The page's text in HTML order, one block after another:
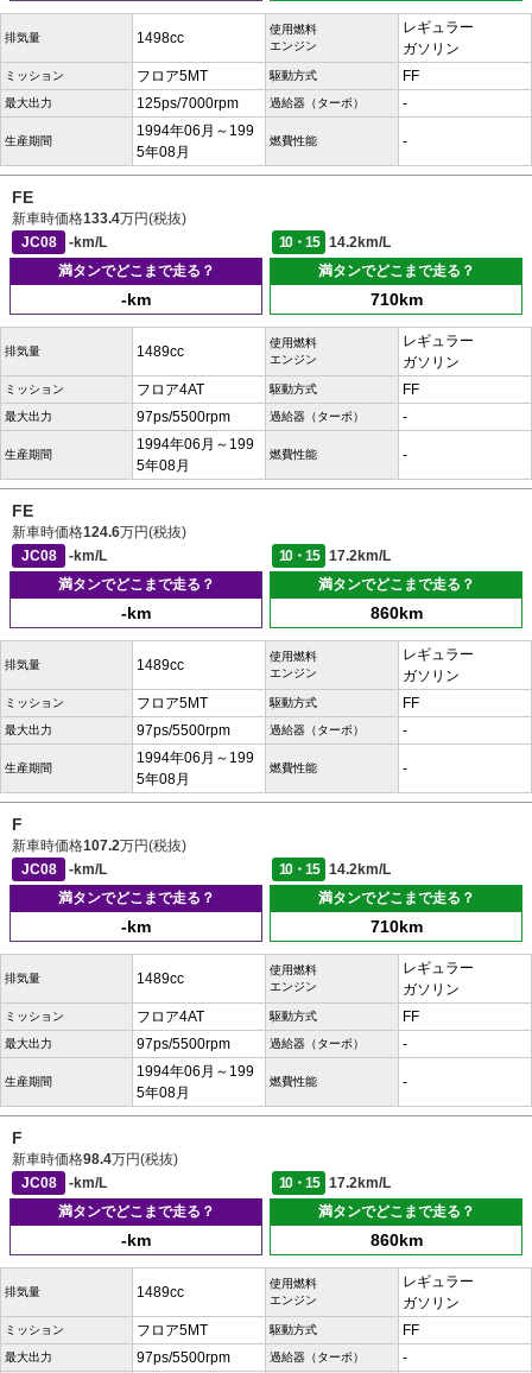
排気量 1498cc
使用燃料
エンジン
レギュラー
ガソリン
ミッション フロア5MT 駆動方式 FF
最大出力 125ps/7000rpm 過給器（ターボ） -
生産期間
1994年06月～199
5年08月
燃費性能 -
FE
新車時価格133.4万円(税抜)
JC08
-km/L 10・15
14.2km/L
満タンでどこまで走る？
-km
満タンでどこまで走る？
710km
排気量 1489cc
使用燃料
エンジン
レギュラー
ガソリン
ミッション フロア4AT 駆動方式 FF
最大出力 97ps/5500rpm 過給器（ターボ） -
生産期間
1994年06月～199
5年08月
燃費性能 -
FE
新車時価格124.6万円(税抜)
JC08
-km/L 10・15
17.2km/L
満タンでどこまで走る？
-km
満タンでどこまで走る？
860km
排気量 1489cc
使用燃料
エンジン
レギュラー
ガソリン
ミッション フロア5MT 駆動方式 FF
最大出力 97ps/5500rpm 過給器（ターボ） -
生産期間
1994年06月～199
5年08月
燃費性能 -
F
新車時価格107.2万円(税抜)
JC08
-km/L 10・15
14.2km/L
満タンでどこまで走る？
-km
満タンでどこまで走る？
710km
排気量 1489cc
使用燃料
エンジン
レギュラー
ガソリン
ミッション フロア4AT 駆動方式 FF
最大出力 97ps/5500rpm 過給器（ターボ） -
生産期間
1994年06月～199
5年08月
燃費性能 -
F
新車時価格98.4万円(税抜)
JC08
-km/L 10・15
17.2km/L
満タンでどこまで走る？
-km
満タンでどこまで走る？
860km
排気量 1489cc
使用燃料
エンジン
レギュラー
ガソリン
ミッション フロア5MT 駆動方式 FF
最大出力 97ps/5500rpm 過給器（ターボ） -